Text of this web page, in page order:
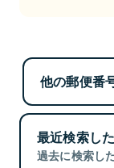
他の郵便番
最近検索し
過去に検索し